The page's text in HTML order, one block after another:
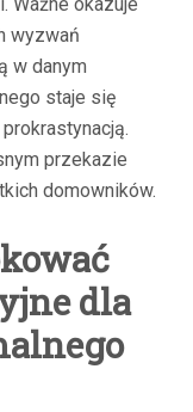
wyzwań
w danym
staje się
przekazie
domowników.
dla